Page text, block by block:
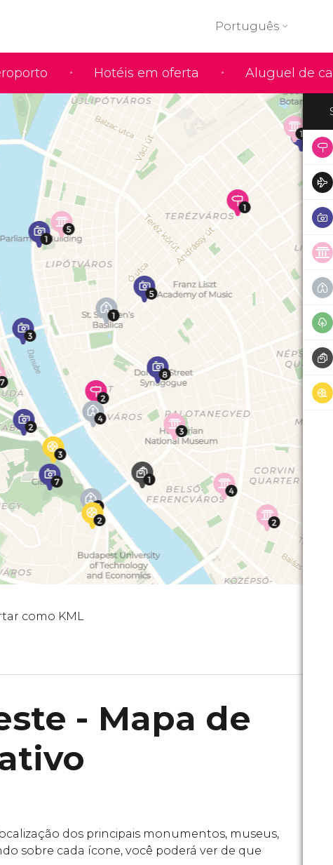
Hotéis em oferta Aluguel de
Português
como KML
- Mapa de
dos principais monumentos, museus,
sobre cada ícone, você poderá ver de que